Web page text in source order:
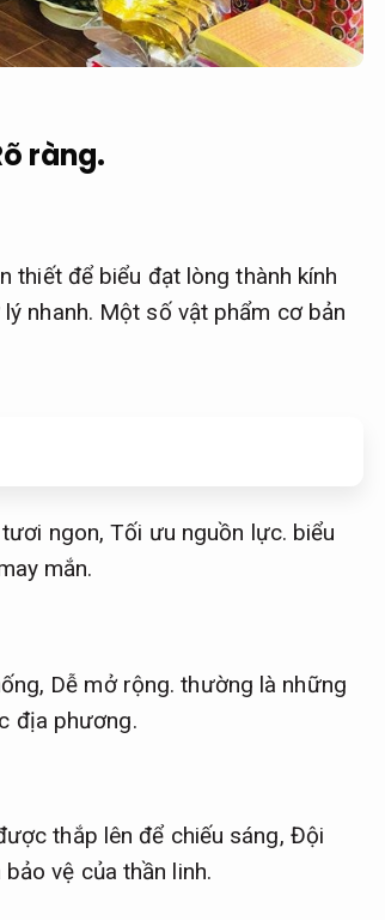
ràng.
thiết để biểu đạt lòng thành kính
nhanh. Một số vật phẩm cơ bản
tươi ngon,Tối ưu nguồn lực. biểu
mắn.
Dễ mở rộng. thường là những
địa phương.
thắp lên để chiếu sáng, Đội
vệ của thần linh.